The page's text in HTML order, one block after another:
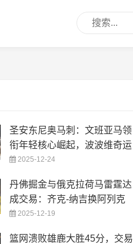
圣安东尼奥马刺：文班亚马领
衔年轻核心崛起，波波维奇运
2025-12-24
丹佛掘金与俄克拉荷马雷霆达
成交易：齐克-纳吉换阿列克
2025-12-19
篮网溃败雄鹿大胜45分，交易